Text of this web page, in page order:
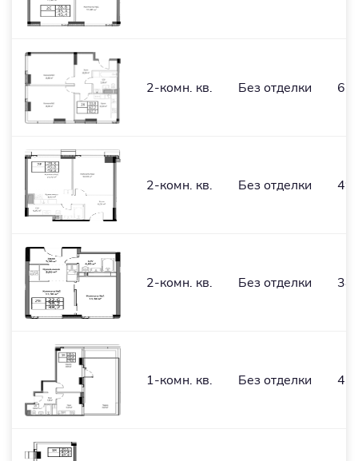
2-комн. кв. Без отделки
2-комн. кв. Без отделки
2-комн. кв. Без отделки
1-комн. кв. Без отделки